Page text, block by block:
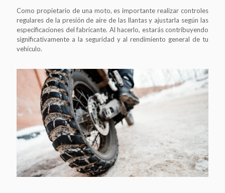
Como propietario de una moto, es importante realizar controles
regulares de la presión de aire de las llantas y ajustarla según las
especificaciones del fabricante. Al hacerlo, estarás contribuyendo
significativamente a la seguridad y al rendimiento general de tu
vehículo.